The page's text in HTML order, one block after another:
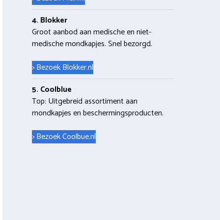
4. Blokker
Groot aanbod aan medische en niet-
medische mondkapjes. Snel bezorgd.
> Bezoek Blokker.nl
5. Coolblue
Top: Uitgebreid assortiment aan
mondkapjes en beschermingsproducten.
> Bezoek Coolbue.nl